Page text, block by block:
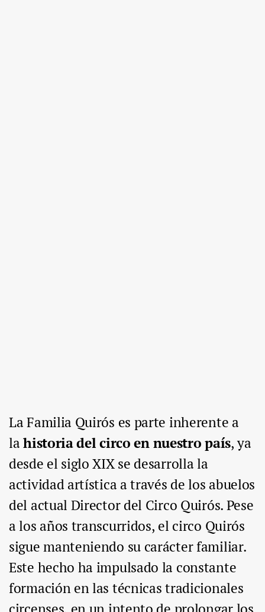
La Familia Quirós es parte inherente a
lahistoria del circo en nuestro país, ya
desde el siglo XIX se desarrolla la
actividad artística a través de los abuelos
del actual Director del Circo Quirós. Pese
a los años transcurridos, el circo Quirós
sigue manteniendo su carácter familiar.
Este hecho ha impulsado la constante
formación en las técnicas tradicionales